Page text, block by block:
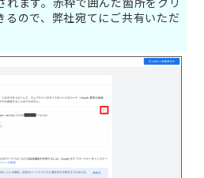
るので、弊社宛てにご共有いただ